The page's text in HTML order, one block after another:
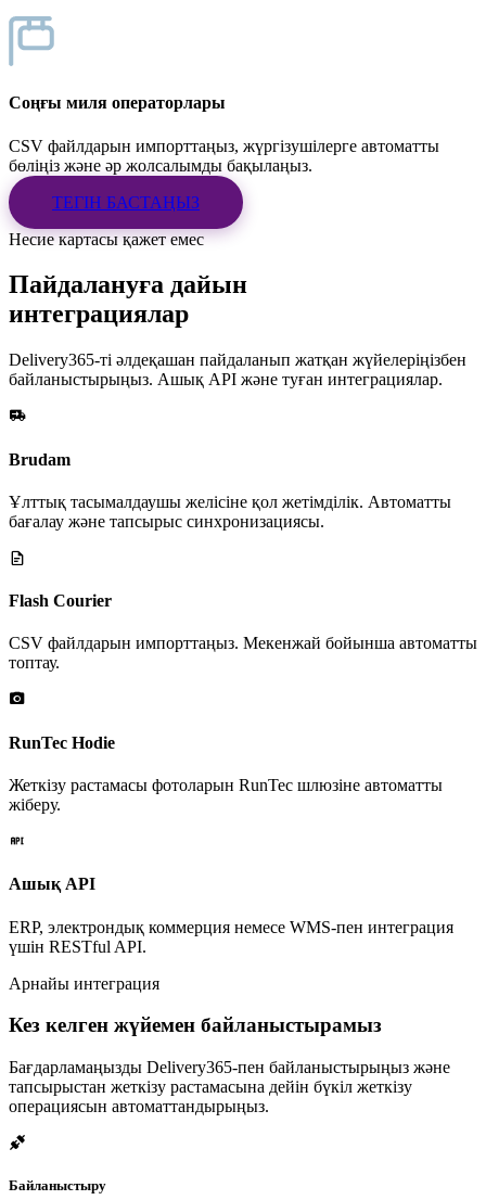
Соңғы миля операторлары
CSV файлдарын импорттаңыз, жүргізушілерге автоматты
бөліңіз және әр жолсалымды бақылаңыз.
ТЕГІН БАСТАҢЫЗ
Несие картасы қажет емес
Пайдалануға дайын
интеграциялар
Delivery365-ті әлдеқашан пайдаланып жатқан жүйелеріңізбен
байланыстырыңыз. Ашық API және туған интеграциялар.
Brudam
Ұлттық тасымалдаушы желісіне қол жетімділік. Автоматты
бағалау және тапсырыс синхронизациясы.
Flash Courier
CSV файлдарын импорттаңыз. Мекенжай бойынша автоматты
топтау.
RunTec Hodie
Жеткізу растамасы фотоларын RunTec шлюзіне автоматты
жіберу.
Ашық API
ERP, электрондық коммерция немесе WMS-пен интеграция
үшін RESTful API.
Арнайы интеграция
Кез келген жүйемен байланыстырамыз
Бағдарламаңызды Delivery365-пен байланыстырыңыз және
тапсырыстан жеткізу растамасына дейін бүкіл жеткізу
операциясын автоматтандырыңыз.
Байланыстыру